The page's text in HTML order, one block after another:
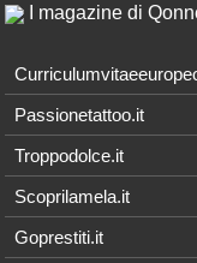
I magazine di
Passionetattoo.it
Troppodolce.it
Scoprilamela.it
Goprestiti.it